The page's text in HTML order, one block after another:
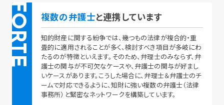
FORTE 複数の弁護士と連携しています
知的財産に関する紛争では、幾つもの法律が複合的・重
畳的に適用されることが多く、検討すべき項目が多岐にわ
たるのが特徴といえます。そのため、弁理士のみならず、弁
護士の関与が不可欠なケースや、弁護士の関与が好まし
いケースがあります。こうした場合に、弁理士＆弁護士のチ
ームで対応できるように、知財に強い複数の弁護士（法律
事務所）と緊密なネットワークを構築しています。